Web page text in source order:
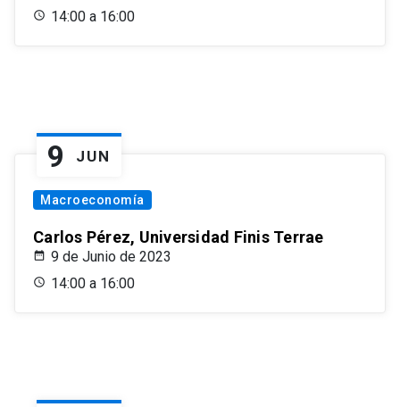
14:00 a 16:00
9 JUN
Macroeconomía
Carlos Pérez, Universidad Finis Terrae
9 de Junio de 2023
14:00 a 16:00